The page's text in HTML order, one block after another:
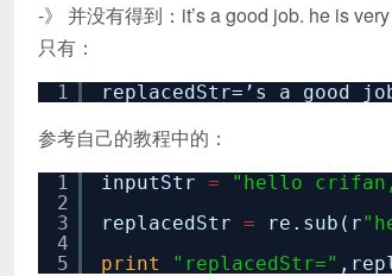
-》 并没有得到：it’s a good job. he is
只有：
1 replacedStr=’s a good
参考自己的教程中的：
1
2
3
4
5
inputStr =
"hello
replacedStr = re.sub(r
print
"replacedStr="